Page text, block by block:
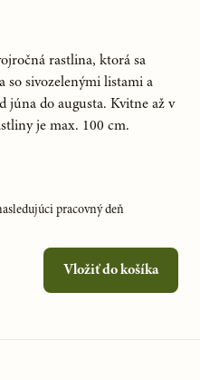
rastlina, ktorá sa
so sivozelenými listami a
júna do augusta. Kvitne až v
je max. 100 cm.
pracovný deň
Vložiť do košíka